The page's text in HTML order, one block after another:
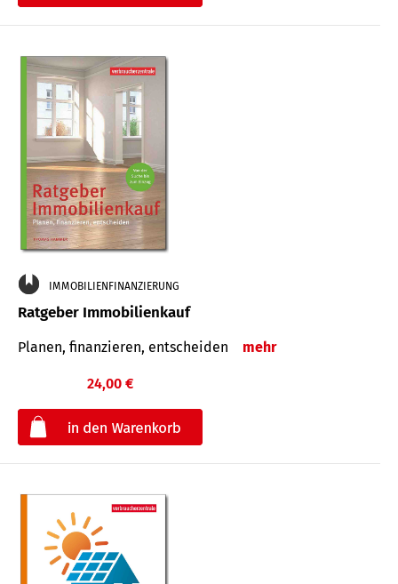
IMMOBILIENFINANZIERUNG
Ratgeber Immobilienkauf
Planen, finanzieren, entscheiden mehr
24,00 €